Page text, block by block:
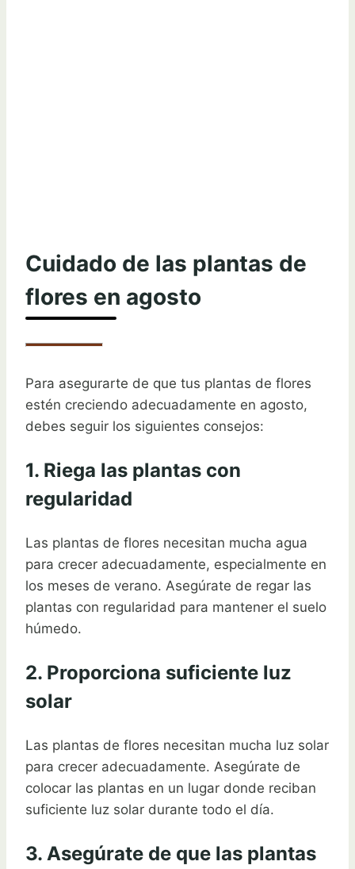
Cuidado de las plantas de
flores en agosto
Para asegurarte de que tus plantas de flores
estén creciendo adecuadamente en agosto,
debes seguir los siguientes consejos:
1. Riega las plantas con
regularidad
Las plantas de flores necesitan mucha agua
para crecer adecuadamente, especialmente en
los meses de verano. Asegúrate de regar las
plantas con regularidad para mantener el suelo
húmedo.
2. Proporciona suficiente luz
solar
Las plantas de flores necesitan mucha luz solar
para crecer adecuadamente. Asegúrate de
colocar las plantas en un lugar donde reciban
suficiente luz solar durante todo el día.
3. Asegúrate de que las plantas